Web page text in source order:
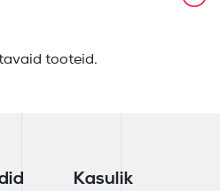
tooteid.
Kasulik